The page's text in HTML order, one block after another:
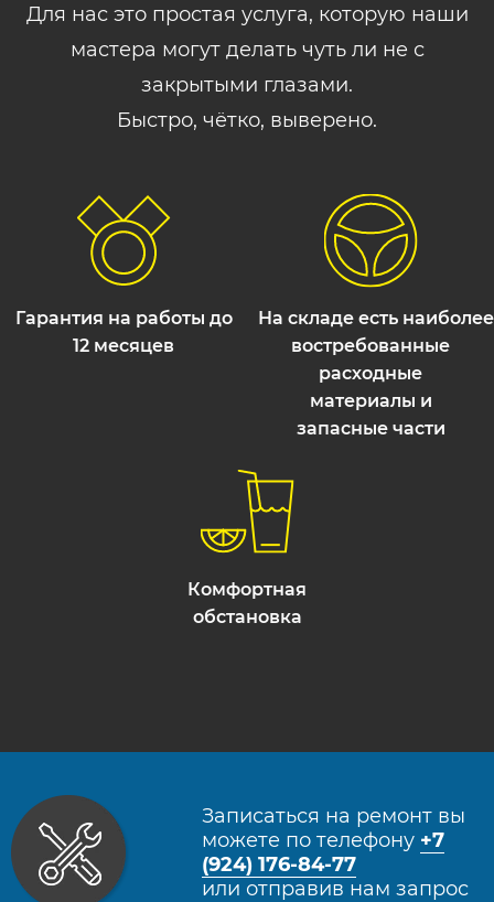
Для нас это простая услуга, которую наши
мастера могут делать чуть ли не с
закрытыми глазами.
Быстро, чётко, выверено.
Гарантия на работы до
12 месяцев
На складе есть наиболее
востребованные
расходные
материалы и
запасные части
Комфортная
обстановка
Записаться на ремонт вы
можете по телефону +7
(924) 176-84-77
или отправив нам запрос